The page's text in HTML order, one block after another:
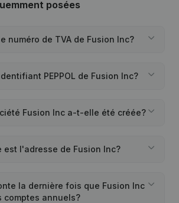
posées
numéro de TVA de Fusion Inc?
PEPPOL de Fusion Inc?
Fusion Inc a-t-elle été créée?
est l'adresse de Fusion Inc?
la dernière fois que Fusion Inc
comptes annuels?